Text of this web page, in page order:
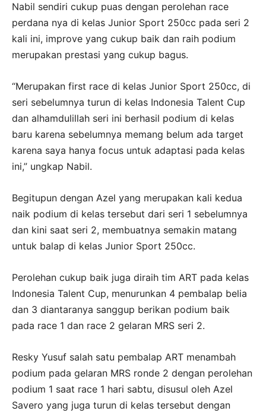
Nabil sendiri cukup puas dengan perolehan race
perdana nya di kelas Junior Sport 250cc pada seri 2
kali ini, improve yang cukup baik dan raih podium
merupakan prestasi yang cukup bagus.
“Merupakan first race di kelas Junior Sport 250cc, di
seri sebelumnya turun di kelas Indonesia Talent Cup
dan alhamdulillah seri ini berhasil podium di kelas
baru karena sebelumnya memang belum ada target
karena saya hanya focus untuk adaptasi pada kelas
ini,” ungkap Nabil.
Begitupun dengan Azel yang merupakan kali kedua
naik podium di kelas tersebut dari seri 1 sebelumnya
dan kini saat seri 2, membuatnya semakin matang
untuk balap di kelas Junior Sport 250cc.
Perolehan cukup baik juga diraih tim ART pada kelas
Indonesia Talent Cup, menurunkan 4 pembalap belia
dan 3 diantaranya sanggup berikan podium baik
pada race 1 dan race 2 gelaran MRS seri 2.
Resky Yusuf salah satu pembalap ART menambah
podium pada gelaran MRS ronde 2 dengan perolehan
podium 1 saat race 1 hari sabtu, disusul oleh Azel
Savero yang juga turun di kelas tersebut dengan